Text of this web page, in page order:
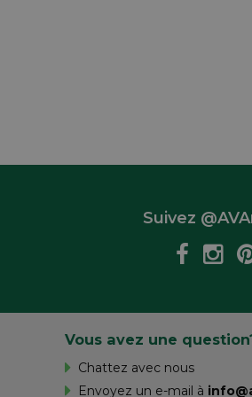
Suivez
Vous avez une
Chattez avec nous
Envoyez un e-mail à